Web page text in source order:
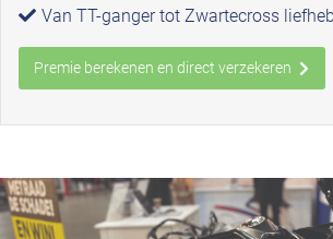
Van TT-ganger tot Zwartecross
Premie berekenen en direct verzekeren